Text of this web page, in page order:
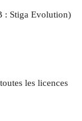
: Stiga Evolution)
les licences